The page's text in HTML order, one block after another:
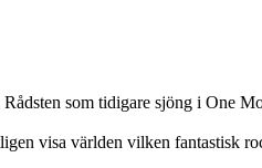
som tidigare sjöng i One
visa världen vilken fantastisk